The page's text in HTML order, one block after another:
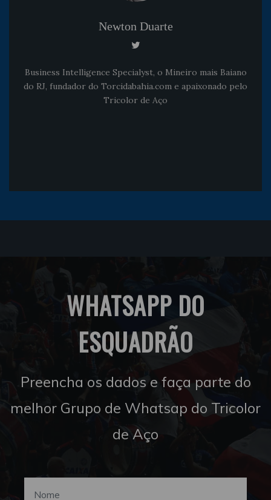
Newton Duarte
Business Intelligence Specialyst, o Mineiro mais Baiano
do RJ, fundador do Torcidabahia.com e apaixonado pelo
Tricolor de Aço
WHATSAPP DO
ESQUADRÃO
Preencha os dados e faça parte do
melhor Grupo de Whatsap do Tricolor
de Aço